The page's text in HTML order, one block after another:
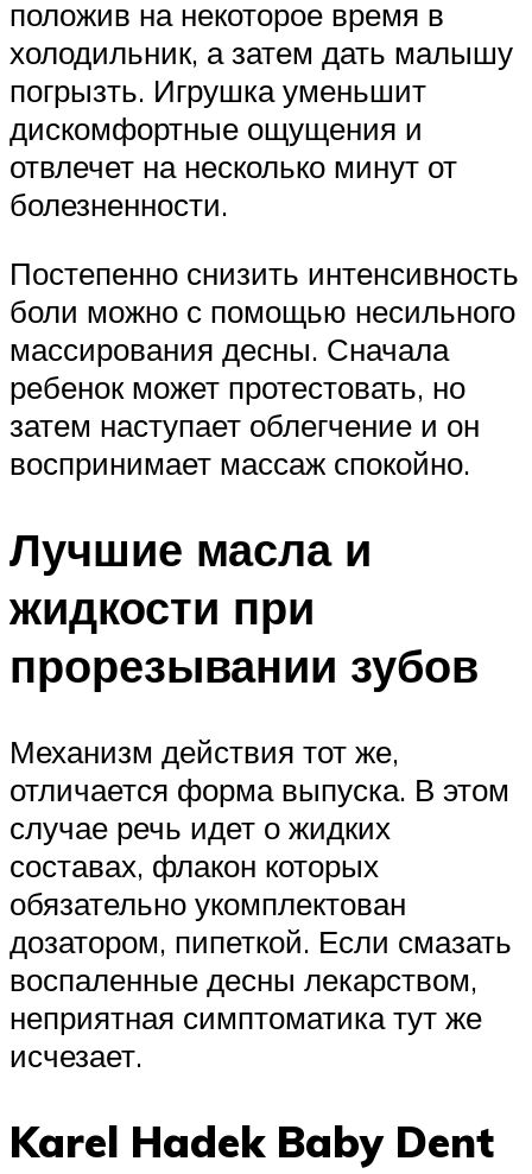
положив на некоторое время в
холодильник, а затем дать малышу
погрызть. Игрушка уменьшит
дискомфортные ощущения и
отвлечет на несколько минут от
болезненности.
Постепенно снизить интенсивность
боли можно с помощью несильного
массирования десны. Сначала
ребенок может протестовать, но
затем наступает облегчение и он
воспринимает массаж спокойно.
Лучшие масла и
жидкости при
прорезывании зубов
Механизм действия тот же,
отличается форма выпуска. В этом
случае речь идет о жидких
составах, флакон которых
обязательно укомплектован
дозатором, пипеткой. Если смазать
воспаленные десны лекарством,
неприятная симптоматика тут же
исчезает.
Karel Hadek Baby Dent